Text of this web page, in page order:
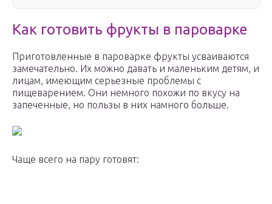
Как готовить фрукты в пароварке
Приготовленные в пароварке фрукты усваиваются
замечательно. Их можно давать и маленьким детям, и
лицам, имеющим серьезные проблемы с
пищеварением. Они немного похожи по вкусу на
запеченные, но пользы в них намного больше.
Чаще всего на пару готовят: